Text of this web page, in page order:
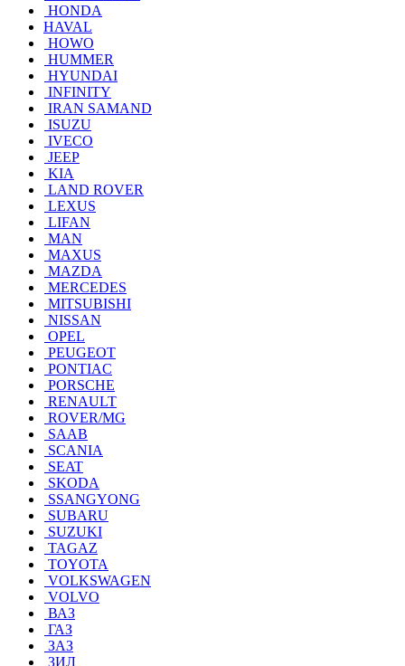
HONDA
HAVAL
HOWO
HUMMER
HYUNDAI
INFINITY
IRAN SAMAND
ISUZU
IVECO
JEEP
KIA
LAND ROVER
LEXUS
LIFAN
MAN
MAXUS
MAZDA
MERCEDES
MITSUBISHI
NISSAN
OPEL
PEUGEOT
PONTIAC
PORSCHE
RENAULT
ROVER/MG
SAAB
SCANIA
SEAT
SKODA
SSANGYONG
SUBARU
SUZUKI
TAGAZ
TOYOTA
VOLKSWAGEN
VOLVO
ВАЗ
ГАЗ
ЗАЗ
ЗИЛ